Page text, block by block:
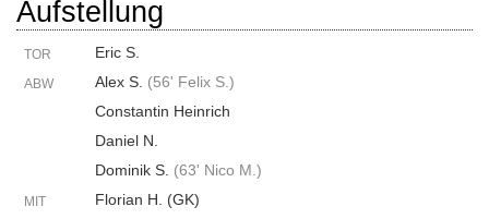
Aufstellung
TOR Eric S.
ABW Alex S. (56' Felix S. )
Constantin Heinrich
Daniel N.
Dominik S. (63' Nico M. )
MIT
Florian H. (GK)